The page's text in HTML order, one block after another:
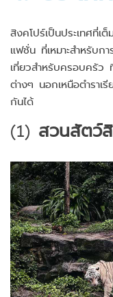
สิงคโปร์เป็นประเทศที่เ
แฟชั่น ที่เหมาะสำหรับก
เที่ยวสำหรับครอบครัว
ต่างๆ นอกเหนือตำรา
กันได้
(1) สวนสัตว์